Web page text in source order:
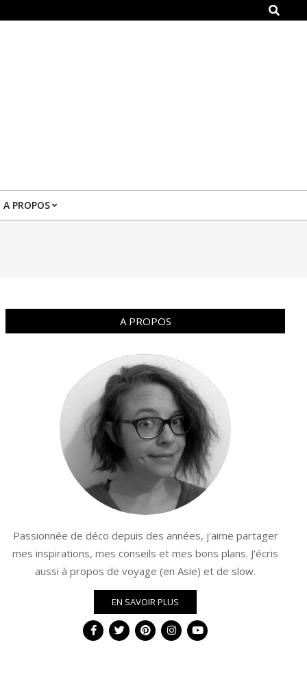
Search
A PROPOS
A PROPOS
Passionnée de déco depuis des années, j'aime partager
mes inspirations, mes conseils et mes bons plans. J'écris
aussi à propos de voyage (en Asie) et de slow.
EN SAVOIR PLUS